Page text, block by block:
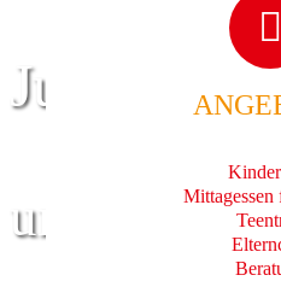
Jugend
und Familie